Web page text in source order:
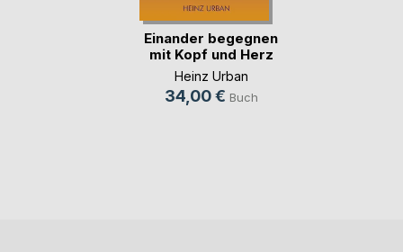
Einander begegnen
mit Kopf und Herz
Heinz Urban
34,00 € Buch